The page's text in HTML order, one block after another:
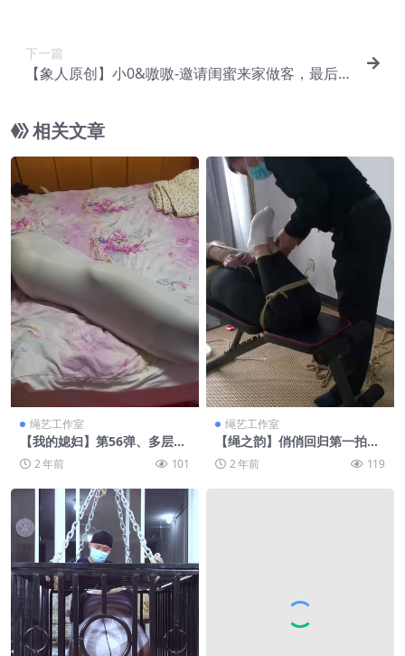
下一篇
【象人原创】小0&嗷嗷-邀请闺蜜来家做客，最后捂
相关文章
绳艺工作室
【我的媳妇】第56弹、多层白
色丝包、放置挣扎、踩脸、内
置假JJ遥控玩具
2 年前 101
绳艺工作室
【绳之韵】俏俏回归第一拍
（上集）极限直臂驷马、强
震，口球口水收集
2 年前 119